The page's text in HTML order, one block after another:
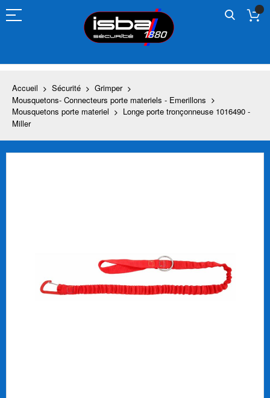
au
contenu
Accueil Sécurité
Grimper
Mousquetons- Connecteurs porte materiels - Emerillons
Mousquetons porte materiel
Longe porte tronçonneuse 1016490 -
Miller